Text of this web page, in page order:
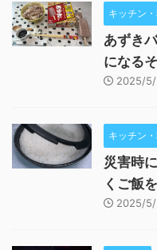
キッチン
あずき
になる
2025/
キッチン
災害時
くご飯
2025/